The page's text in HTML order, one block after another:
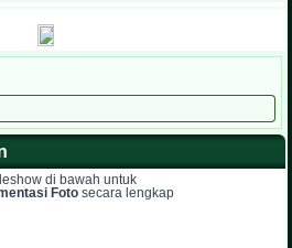
di bawah untuk
Foto secara lengkap